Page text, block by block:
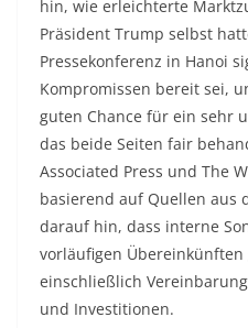
hin, wie erleichterte
Präsident Trump selbst
Pressekonferenz in Hanoi
Kompromissen bereit sei,
guten Chance für ein sehr
das beide Seiten fair
Associated Press und The
basierend auf Quellen aus
darauf hin, dass interne
vorläufigen
einschließlich
und Investitionen.